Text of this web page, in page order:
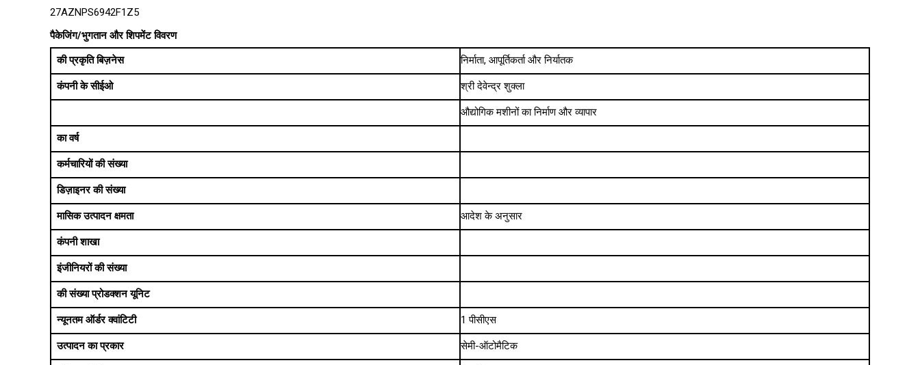
27AZNPS6942F1Z5
पैकेजिंग/भुगतान और शिपमेंट विवरण
की प्रकृति बिज़नेस निर्माता, आपूर्तिकर्ता और निर्यातक
कंपनी के सीईओ श्री देवेन्द्र शुक्ला
औद्योगिक मशीनों का निर्माण और व्यापार
का वर्ष
कर्मचारियों की संख्या
डिज़ाइनर की संख्या
मासिक उत्पादन क्षमता आदेश के अनुसार
कंपनी शाखा
इंजीनियरों की संख्या
की संख्या प्रोडक्शन यूनिट
न्यूनतम ऑर्डर क्वांटिटी 1 पीसीएस
उत्पादन का प्रकार सेमी-ऑटोमैटिक